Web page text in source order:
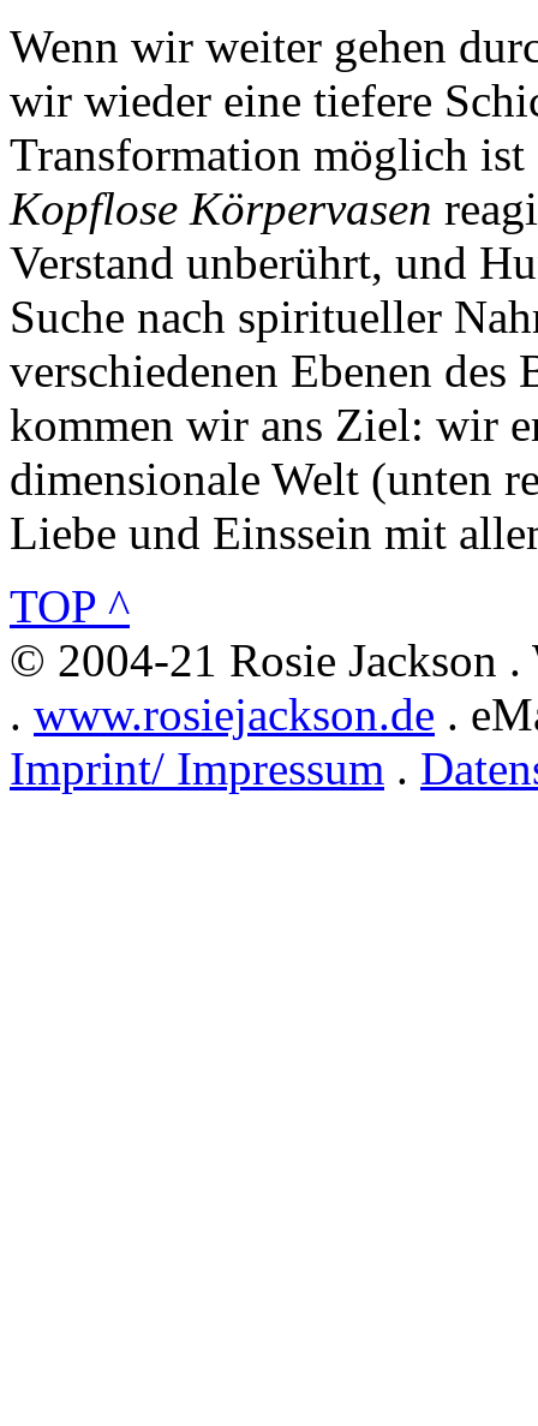
Wenn wir weiter gehen
wir wieder eine tiefere
Transformation möglich ist
Kopflose Körpervasen
Verstand unberührt, und
Suche nach spiritueller
verschiedenen Ebenen des
kommen wir ans Ziel: wir
dimensionale Welt (unten
Liebe und Einssein mit
TOP ^
© 2004-21 Rosie Jackson
. www.rosiejackson.de .
Imprint/ Impressum .